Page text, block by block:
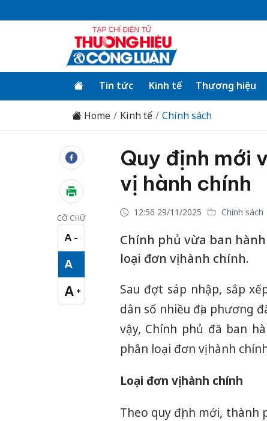
Tin tức Kinh tế Thương hiệu
Home Kinh tế Chính sách
CỠ CHỮ
A −
Cỡ chữ nhỏ
A
Cỡ chữ vừa
A +
Cỡ chữ lớn
Quy định mới
vị hành chính
12:56 29/11/2025 Chính sách
Chính phủ vừa ban hành
loại đơn vị hành chính.
Sau đợt sáp nhập, sắp
dân số nhiều địa phương
vậy, Chính phủ đã ban
phân loại đơn vị hành
Loại đơn vị hành chính
Theo quy định mới, thành